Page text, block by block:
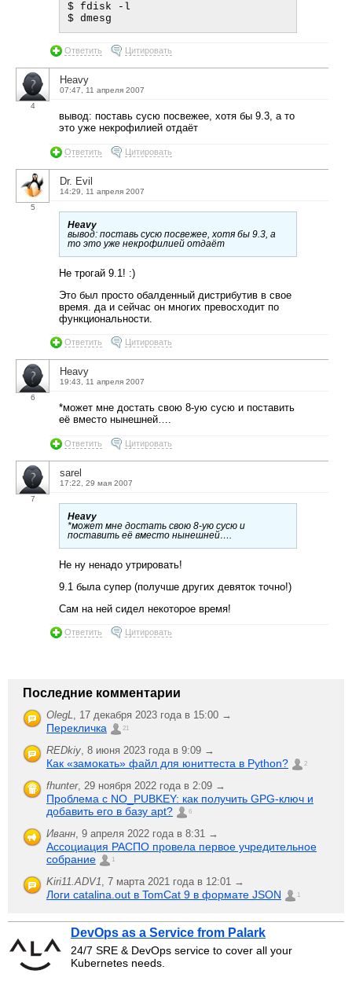
$ fdisk -l
Ответить Цитировать
4
Heavy
07:47, 11 апреля 2007
вывод: поставь сусю посвежее, хотя бы 9.3, а то
это уже некрофилией отдаёт
Ответить Цитировать
5
Dr. Evil
14:29, 11 апреля 2007
Heavy
вывод: поставь сусю посвежее, хотя бы 9.3, а
то это уже некрофилией отдаёт
Не трогай 9.1! :)
Это был просто обалденный дистрибутив в свое
время. да и сейчас он многих превосходит по
функциональности.
Ответить Цитировать
6
Heavy
19:43, 11 апреля 2007
*может мне достать свою 8-ую сусю и поставить
её вместо нынешней….
Ответить Цитировать
7
sarel
17:22, 29 мая 2007
Heavy
*может мне достать свою 8-ую сусю и
поставить её вместо нынешней….
Не ну ненадо утрировать!
9.1 была супер (получше других девяток точно!)
Сам на ней сидел некоторое время!
Ответить Цитировать
Последние комментарии
OlegL, 17 декабря 2023 года в 15:00 →
Перекличка 21
REDkiy, 8 июня 2023 года в 9:09 →
Как «замокать» файл для юниттеста в Python? 2
fhunter, 29 ноября 2022 года в 2:09 →
Проблема с NO_PUBKEY: как получить GPG-ключ и
добавить его в базу apt?
6
Иванн, 9 апреля 2022 года в 8:31 →
Ассоциация РАСПО провела первое учредительное
собрание
1
Kiri11.ADV1, 7 марта 2021 года в 12:01 →
Логи catalina.out в TomCat 9 в формате JSON 1
DevOps as a Service from Palark
24/7 SRE & DevOps service to cover all your
Kubernetes needs.